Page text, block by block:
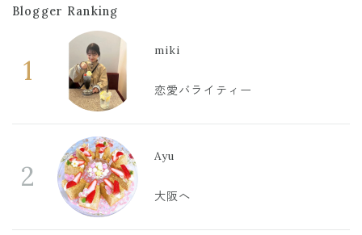
Blogger Ranking
1
miki
恋愛バライティー
2
Ayu
大阪へ